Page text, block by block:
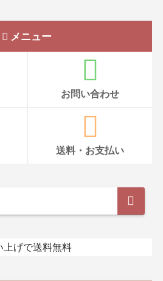
メニュー
お問い合わせ
送料・お支払い